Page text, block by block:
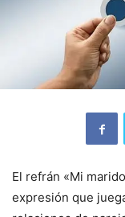
El refrán «Mi
expresión que